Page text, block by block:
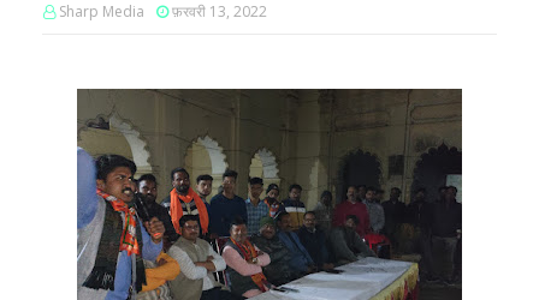
Sharp Media फ़रवरी 13, 2022